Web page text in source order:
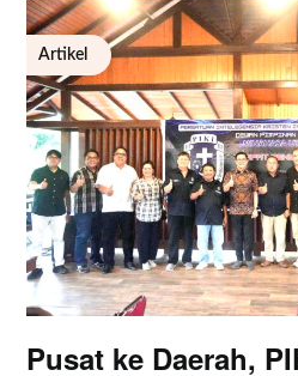
Artikel
Pusat ke Daerah,